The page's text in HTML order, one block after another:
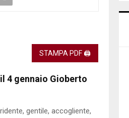
STAMPA PDF 🖨
4 gennaio Gioberto
gentile, accogliente,